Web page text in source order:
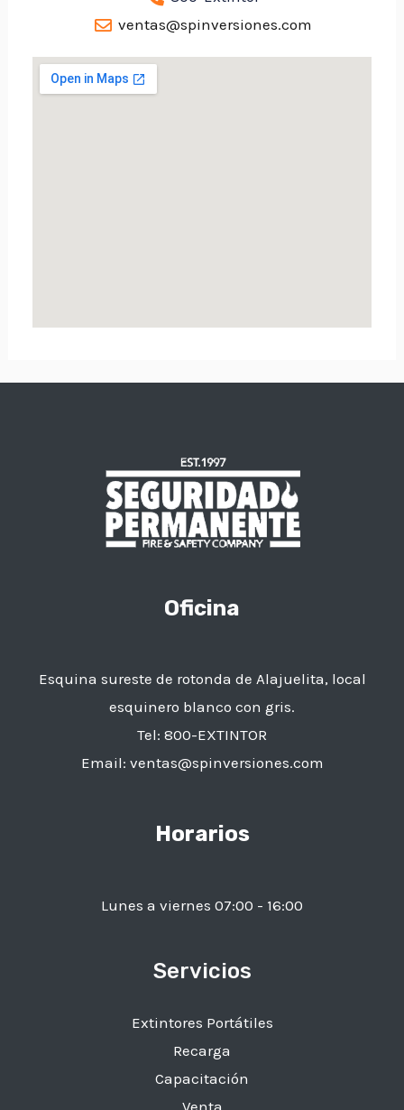
ventas@spinversiones.com​
Oficina
Esquina sureste de rotonda de Alajuelita, local
esquinero blanco con gris.
Tel: 800-EXTINTOR
Email: ventas@spinversiones.com​
Horarios
Lunes a viernes 07:00 - 16:00
Servicios
Extintores Portátiles
Recarga
Capacitación